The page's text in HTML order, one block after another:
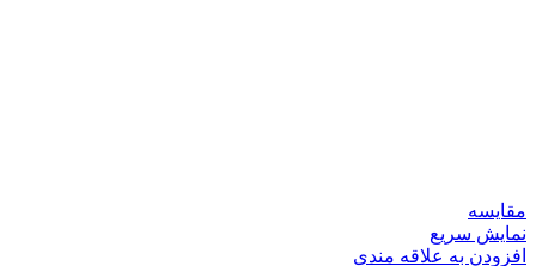
مقايسه
نمایش سریع
افزودن به علاقه مندی